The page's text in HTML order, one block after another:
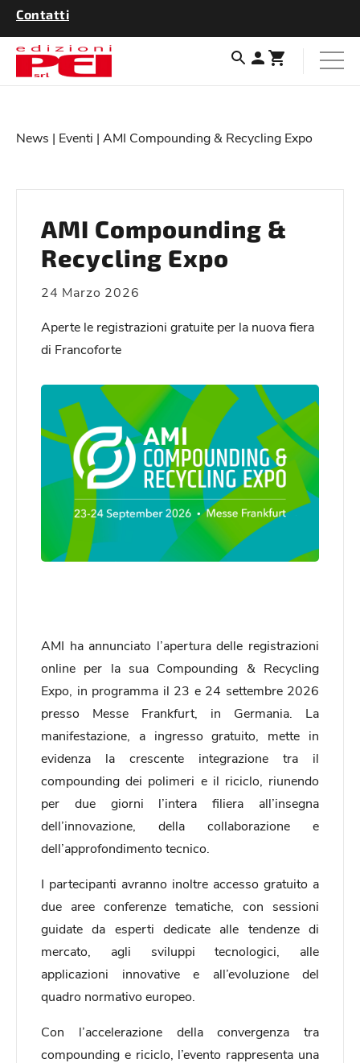
Contatti
News | Eventi | AMI Compounding & Recycling Expo
AMI Compounding &
Recycling Expo
24 Marzo 2026
Aperte le registrazioni gratuite per la nuova fiera
di Francoforte
AMI ha annunciato l’apertura delle registrazioni
online per la sua Compounding & Recycling
Expo, in programma il 23 e 24 settembre 2026
presso Messe Frankfurt, in Germania. La
manifestazione, a ingresso gratuito, mette in
evidenza la crescente integrazione tra il
compounding dei polimeri e il riciclo, riunendo
per due giorni l’intera filiera all’insegna
dell’innovazione, della collaborazione e
dell’approfondimento tecnico.
I partecipanti avranno inoltre accesso gratuito a
due aree conferenze tematiche, con sessioni
guidate da esperti dedicate alle tendenze di
mercato, agli sviluppi tecnologici, alle
applicazioni innovative e all’evoluzione del
quadro normativo europeo.
Con l’accelerazione della convergenza tra
compounding e riciclo, l’evento rappresenta una